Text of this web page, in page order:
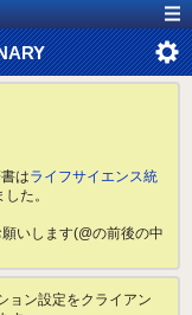
はライフサイエンス統
た。
いします(@の前後の中
ョン設定をクライアン